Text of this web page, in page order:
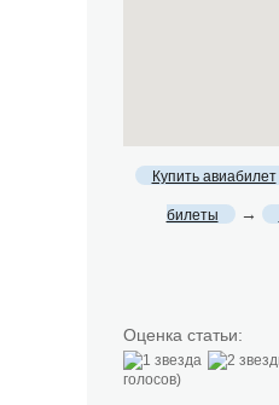
Купить авиабилет
билеты →
Оценка статьи:
голосов)